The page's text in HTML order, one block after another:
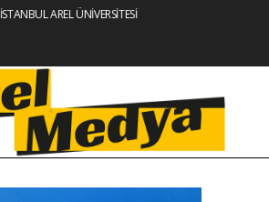
İSTANBUL AREL ÜNİVERSİTESİ